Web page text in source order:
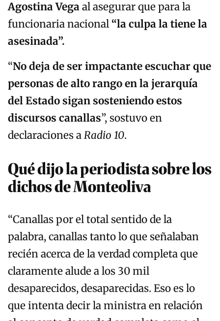
Agostina Vegaal asegurar que para la
funcionaria nacional “la culpa la tiene la
asesinada”.
“No deja de ser impactante escuchar que
personas de alto rango en la jerarquía
del Estado sigan sosteniendo estos
discursos canallas”, sostuvo en
declaraciones aRadio 10.
Qué dijo la periodista sobre los
dichos de Monteoliva
“Canallas por el total sentido de la
palabra, canallas tanto lo que señalaban
recién acerca de la verdad completa que
claramente alude a los 30 mil
desaparecidos, desaparecidas. Eso es lo
que intenta decir la ministra en relación